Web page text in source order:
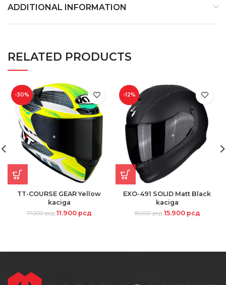
ADDITIONAL INFORMATION
RELATED PRODUCTS
-30%
TT-COURSE GEAR Yellow
kaciga
17.000рсд 11.900 рсд
-12%
EXO-491 SOLID Matt Black
kaciga
18.000рсд 15.900 рсд